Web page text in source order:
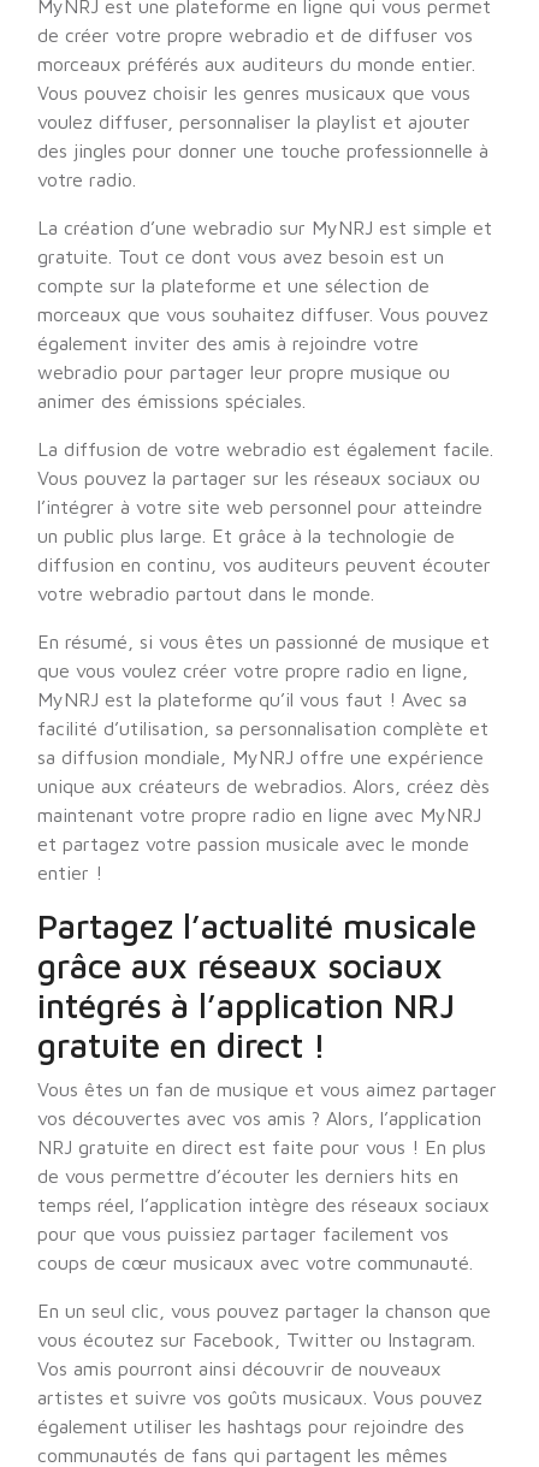
MyNRJ est une plateforme en ligne qui vous permet
de créer votre propre webradio et de diffuser vos
morceaux préférés aux auditeurs du monde entier.
Vous pouvez choisir les genres musicaux que vous
voulez diffuser, personnaliser la playlist et ajouter
des jingles pour donner une touche professionnelle à
votre radio.
La création d’une webradio sur MyNRJ est simple et
gratuite. Tout ce dont vous avez besoin est un
compte sur la plateforme et une sélection de
morceaux que vous souhaitez diffuser. Vous pouvez
également inviter des amis à rejoindre votre
webradio pour partager leur propre musique ou
animer des émissions spéciales.
La diffusion de votre webradio est également facile.
Vous pouvez la partager sur les réseaux sociaux ou
l’intégrer à votre site web personnel pour atteindre
un public plus large. Et grâce à la technologie de
diffusion en continu, vos auditeurs peuvent écouter
votre webradio partout dans le monde.
En résumé, si vous êtes un passionné de musique et
que vous voulez créer votre propre radio en ligne,
MyNRJ est la plateforme qu’il vous faut ! Avec sa
facilité d’utilisation, sa personnalisation complète et
sa diffusion mondiale, MyNRJ offre une expérience
unique aux créateurs de webradios. Alors, créez dès
maintenant votre propre radio en ligne avec MyNRJ
et partagez votre passion musicale avec le monde
entier !
Partagez l’actualité musicale
grâce aux réseaux sociaux
intégrés à l’application NRJ
gratuite en direct !
Vous êtes un fan de musique et vous aimez partager
vos découvertes avec vos amis ? Alors, l’application
NRJ gratuite en direct est faite pour vous ! En plus
de vous permettre d’écouter les derniers hits en
temps réel, l’application intègre des réseaux sociaux
pour que vous puissiez partager facilement vos
coups de cœur musicaux avec votre communauté.
En un seul clic, vous pouvez partager la chanson que
vous écoutez sur Facebook, Twitter ou Instagram.
Vos amis pourront ainsi découvrir de nouveaux
artistes et suivre vos goûts musicaux. Vous pouvez
également utiliser les hashtags pour rejoindre des
communautés de fans qui partagent les mêmes